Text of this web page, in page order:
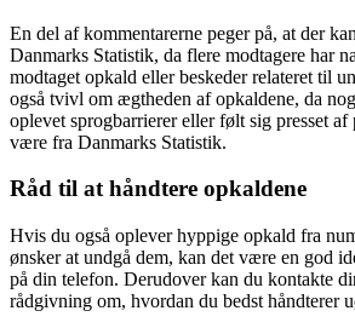
En del af kommentarerne peger på, at der
Danmarks Statistik, da flere modtagere har
modtaget opkald eller beskeder relateret til
også tvivl om ægtheden af opkaldene, da
oplevet sprogbarrierer eller følt sig presset
være fra Danmarks Statistik.
Råd til at håndtere opkaldene
Hvis du også oplever hyppige opkald fra
ønsker at undgå dem, kan det være en god
på din telefon. Derudover kan du kontakte
rådgivning om, hvordan du bedst håndterer